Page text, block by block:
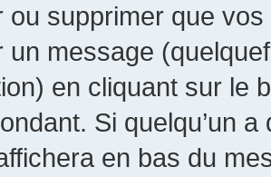
ou supprimer que
un message
en cliquant sur le
Si quelqu’un
en bas du